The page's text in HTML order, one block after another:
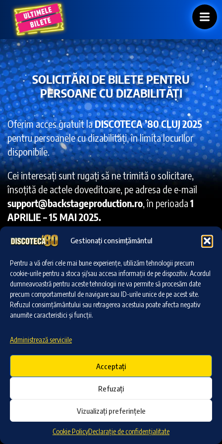
Gestionați consimțământul
Pentru a vă oferi cele mai bune experiențe, utilizăm tehnologii precum
cookie-urile pentru a stoca și/sau accesa informații de pe dispozitiv. Acordul
dumneavoastră pentru aceste tehnologii ne va permite să procesăm date
precum comportamentul de navigare sau ID-urile unice de pe acest site.
Refuzul consimțământului sau retragerea acestuia poate afecta negativ
anumite caracteristici și funcții.
Administrează serviciile
Acceptați
Refuzați
Vizualizați preferințele
Cookie PolicyDeclarație de confidențialitate
SOLICITĂRI DE BILETE PENTRU
PERSOANE CU DIZABILITĂȚI
Oferim acces gratuit laDISCOTECA ’80 CLUJ 2025
pentru persoanele cu dizabilități, în limita locurilor
disponibile.
Cei interesați sunt rugați să ne trimită o solicitare,
însoțită de actele doveditoare, pe adresa de e-mail
support@backstageproduction.ro, în perioada 1
APRILIE – 15 MAI 2025.
Toate solicitările vor primi un răspuns până în data de
Pentru informații suplimentare, ne puteți contacta pe
adresa de e-mailsupport@backstageproduction.ro
COPYRIGHT ©2025, DISCOTECA80